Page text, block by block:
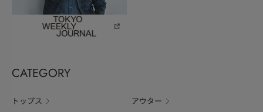
CATEGORY
トップス アウター